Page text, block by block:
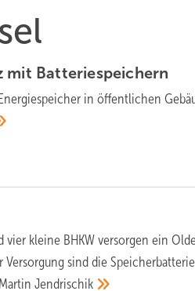
mit Batteriespeichern
in öffentlichen
kleine BHKW versorgen ein
sind die
Jendrischik